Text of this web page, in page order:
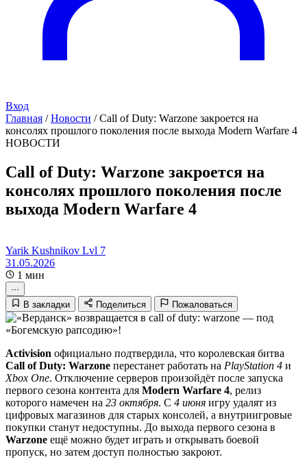
Вход
Главная / Новости / Call of Duty: Warzone закроется на
консолях прошлого поколения после выхода Modern Warfare 4
НОВОСТИ
Call of Duty: Warzone закроется на
консолях прошлого поколения после
выхода Modern Warfare 4
Yarik Kushnikov Lvl 7
31.05.2026
1 мин
···
В закладки
Поделиться Пожаловаться
Activision официально подтвердила, что королевская битва
Call of Duty: Warzone перестанет работать на PlayStation 4 и
Xbox One. Отключение серверов произойдёт после запуска
первого сезона контента для Modern Warfare 4, релиз
которого намечен на 23 октября. С 4 июня игру удалят из
цифровых магазинов для старых консолей, а внутриигровые
покупки станут недоступны. До выхода первого сезона в
Warzone ещё можно будет играть и открывать боевой
пропуск, но затем доступ полностью закроют.